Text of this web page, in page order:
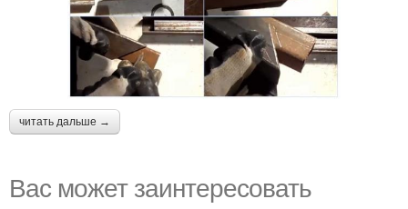
читать дальше →
Вас может заинтересовать